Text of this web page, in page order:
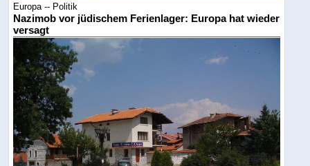
Europa -- Politik
Nazimob vor jüdischem Ferienlager: Europa hat wieder
versagt